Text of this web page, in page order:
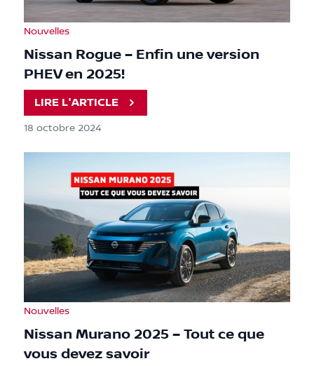
Nouvelles
Nissan Rogue – Enfin une version
PHEV en 2025!
LIRE L'ARTICLE
18 octobre 2024
Nouvelles
Nissan Murano 2025 – Tout ce que
vous devez savoir